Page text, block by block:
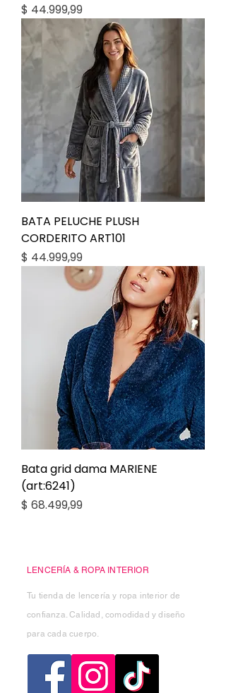
Precio
$ 44.999,99
BATA PELUCHE PLUSH
CORDERITO ART101
Precio
$ 44.999,99
Bata grid dama MARIENE
(art:6241)
Precio
$ 68.499,99
LENCERÍA & ROPA INTERIOR
Tu tienda de lencería y ropa interior de
confianza. Calidad, comodidad y diseño
para cada cuerpo.